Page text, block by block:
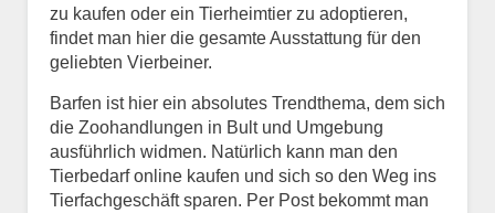
zu kaufen oder ein Tierheimtier zu adoptieren,
findet man hier die gesamte Ausstattung für den
geliebten Vierbeiner.
Barfen ist hier ein absolutes Trendthema, dem sich
die Zoohandlungen in Bult und Umgebung
ausführlich widmen. Natürlich kann man den
Tierbedarf online kaufen und sich so den Weg ins
Tierfachgeschäft sparen. Per Post bekommt man